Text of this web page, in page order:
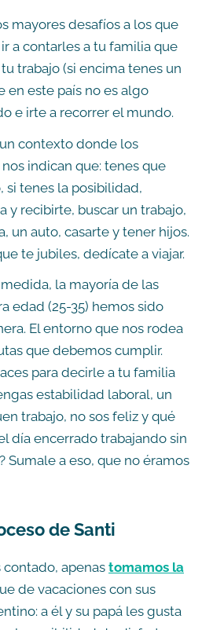
mayores desafíos a los que
a contarles a tu familia que
trabajo (si encima tenes un
en este país no es algo
e irte a recorrer el mundo.
contexto donde los
indican que: tenes que
si tenes la posibilidad,
y recibirte, buscar un trabajo,
un auto, casarte y tener hijos.
te jubiles, dedícate a viajar.
la mayoría de las
edad (25-35) hemos sido
El entorno que nos rodea
que debemos cumplir.
para decirle a tu familia
estabilidad laboral, un
trabajo, no sos feliz y qué
día encerrado trabajando sin
Sumale a eso, que no éramos
de Santi
apenas tomamos la
de vacaciones con sus
a él y su papá les gusta